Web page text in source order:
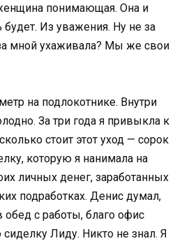
понимающая. Она и
Из уважения. Ну не за
мной ухаживала? Мы же свои
на подлокотнике. Внутри
За три года я привыкла к
стоит этот уход — сорок
которую я нанимала на
личных денег, заработанных
подработках. Денис думал,
обед с работы, благо офис
Лиду. Никто не знал. Я